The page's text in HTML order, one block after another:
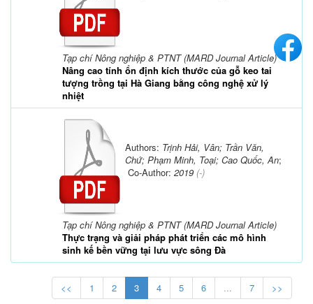
Tạp chí Nông nghiệp & PTNT (MARD Journal Article)
Nâng cao tính ổn định kích thước của gỗ keo tai
tượng trồng tại Hà Giang bằng công nghệ xử lý
nhiệt
Tạp chí Nông nghiệp & PTNT (MARD Journal Article)
Thực trạng và giải pháp phát triển các mô hình
sinh kế bền vững tại lưu vực sông Đà
Authors: Trịnh Hải, Vân; Trần Văn,
Chứ; Phạm Minh, Toại; Cao Quốc, An;
Co-Author: 2019 (-)
<< 1 2 3 4 5 6 ... 7 >>